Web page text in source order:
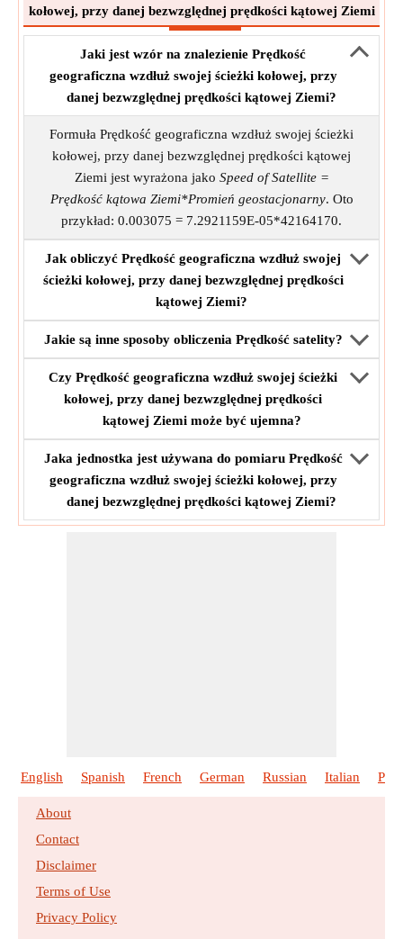
kołowej, przy danej bezwzględnej prędkości kątowej Ziemi
Jaki jest wzór na znalezienie Prędkość
geograficzna wzdłuż swojej ścieżki kołowej, przy
danej bezwzględnej prędkości kątowej Ziemi?
Formuła Prędkość geograficzna wzdłuż swojej ścieżki
kołowej, przy danej bezwzględnej prędkości kątowej
Ziemi jest wyrażona jako Speed of Satellite =
Prędkość kątowa Ziemi*Promień geostacjonarny. Oto
przykład: 0.003075 = 7.2921159E-05*42164170.
Jak obliczyć Prędkość geograficzna wzdłuż swojej
ścieżki kołowej, przy danej bezwzględnej prędkości
kątowej Ziemi?
Jakie są inne sposoby obliczenia Prędkość satelity?
Czy Prędkość geograficzna wzdłuż swojej ścieżki
kołowej, przy danej bezwzględnej prędkości
kątowej Ziemi może być ujemna?
Jaka jednostka jest używana do pomiaru Prędkość
geograficzna wzdłuż swojej ścieżki kołowej, przy
danej bezwzględnej prędkości kątowej Ziemi?
English Spanish French German Russian Italian
About
Contact
Disclaimer
Terms of Use
Privacy Policy